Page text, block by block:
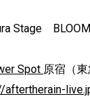
Stage
Spot 原宿（
aftertherain-